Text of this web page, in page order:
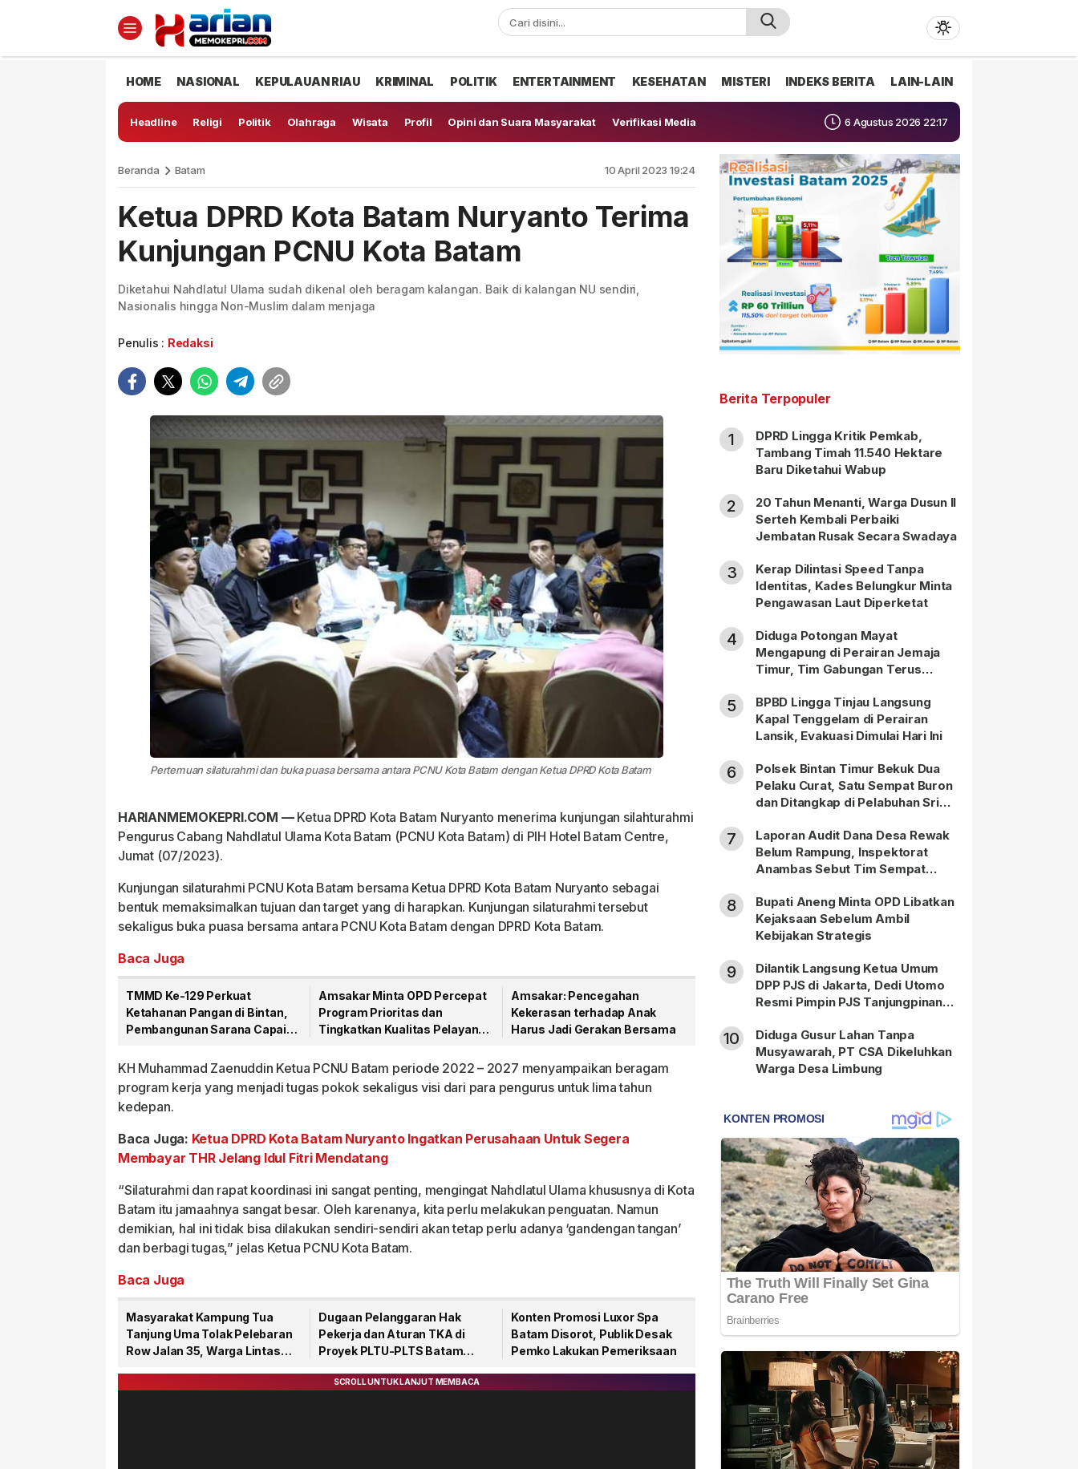
HOME NASIONAL KEPULAUAN RIAU KRIMINAL POLITIK ENTERTAINMENT KESEHATAN MISTERI INDEKS BERITA LAIN-LAIN
Headline Religi Politik Olahraga Wisata Profil Opini dan Suara Masyarakat Verifikasi Media 6 Agustus 2026 22:17
Beranda Batam 10 April 2023 19:24
Ketua DPRD Kota Batam Nuryanto Terima
Kunjungan PCNU Kota Batam
Diketahui Nahdlatul Ulama sudah dikenal oleh beragam kalangan. Baik di kalangan NU sendiri,
Nasionalis hingga Non-Muslim dalam menjaga
Penulis : Redaksi
Pertemuan silaturahmi dan buka puasa bersama antara PCNU Kota Batam dengan Ketua DPRD Kota Batam
HARIANMEMOKEPRI.COM —Ketua DPRD Kota Batam Nuryanto menerima kunjungan silahturahmi
Pengurus Cabang Nahdlatul Ulama Kota Batam (PCNU Kota Batam) di PIH Hotel Batam Centre,
Jumat (07/2023).
Kunjungan silaturahmi PCNU Kota Batam bersama Ketua DPRD Kota Batam Nuryanto sebagai
bentuk memaksimalkan tujuan dan target yang di harapkan. Kunjungan silaturahmi tersebut
sekaligus buka puasa bersama antara PCNU Kota Batam dengan DPRD Kota Batam.
Baca Juga
TMMD Ke-129 Perkuat
Ketahanan Pangan di Bintan,
Pembangunan Sarana Capai
Amsakar Minta OPD Percepat
Program Prioritas dan
Tingkatkan Kualitas Pelayanan
Amsakar: Pencegahan
Kekerasan terhadap Anak
Harus Jadi Gerakan Bersama
KH Muhammad Zaenuddin Ketua PCNU Batam periode 2022 – 2027 menyampaikan beragam
program kerja yang menjadi tugas pokok sekaligus visi dari para pengurus untuk lima tahun
kedepan.
Baca Juga: Ketua DPRD Kota Batam Nuryanto Ingatkan Perusahaan Untuk Segera
Membayar THR Jelang Idul Fitri Mendatang
“Silaturahmi dan rapat koordinasi ini sangat penting, mengingat Nahdlatul Ulama khususnya di Kota
Batam itu jamaahnya sangat besar. Oleh karenanya, kita perlu melakukan penguatan. Namun
demikian, hal ini tidak bisa dilakukan sendiri-sendiri akan tetap perlu adanya ‘gandengan tangan’
dan berbagi tugas,” jelas Ketua PCNU Kota Batam.
Baca Juga
Masyarakat Kampung Tua
Tanjung Uma Tolak Pelebaran
Row Jalan 35, Warga Lintas
Dugaan Pelanggaran Hak
Pekerja dan Aturan TKA di
Proyek PLTU-PLTS Batam
Konten Promosi Luxor Spa
Batam Disorot, Publik Desak
Pemko Lakukan Pemeriksaan
Berita Terpopuler
1
DPRD Lingga Kritik Pemkab,
Tambang Timah 11.540 Hektare
Baru Diketahui Wabup
2
20 Tahun Menanti, Warga Dusun II
Serteh Kembali Perbaiki
Jembatan Rusak Secara Swadaya
3
Kerap Dilintasi Speed Tanpa
Identitas, Kades Belungkur Minta
Pengawasan Laut Diperketat
4
Diduga Potongan Mayat
Mengapung di Perairan Jemaja
Timur, Tim Gabungan Terus
5
BPBD Lingga Tinjau Langsung
Kapal Tenggelam di Perairan
Lansik, Evakuasi Dimulai Hari Ini
6
Polsek Bintan Timur Bekuk Dua
Pelaku Curat, Satu Sempat Buron
dan Ditangkap di Pelabuhan Sri
7
Laporan Audit Dana Desa Rewak
Belum Rampung, Inspektorat
Anambas Sebut Tim Sempat
8
Bupati Aneng Minta OPD Libatkan
Kejaksaan Sebelum Ambil
Kebijakan Strategis
9
Dilantik Langsung Ketua Umum
DPP PJS di Jakarta, Dedi Utomo
Resmi Pimpin PJS Tanjungpinang-
10
Diduga Gusur Lahan Tanpa
Musyawarah, PT CSA Dikeluhkan
Warga Desa Limbung